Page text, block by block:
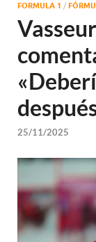
FORMULA 1 /
25/11/2025